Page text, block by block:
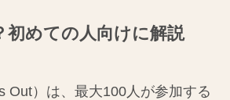
初めての人向けに解説
Out）は、最大100人が参加する